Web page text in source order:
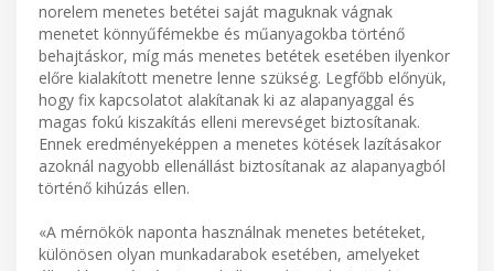
norelem menetes betétei saját maguknak vágnak
menetet könnyűfémekbe és műanyagokba történő
behajtáskor, míg más menetes betétek esetében ilyenkor
előre kialakított menetre lenne szükség. Legfőbb előnyük,
hogy fix kapcsolatot alakítanak ki az alapanyaggal és
magas fokú kiszakítás elleni merevséget biztosítanak.
Ennek eredményeképpen a menetes kötések lazításakor
azoknál nagyobb ellenállást biztosítanak az alapanyagból
történő kihúzás ellen.
«A mérnökök naponta használnak menetes betéteket,
különösen olyan munkadarabok esetében, amelyeket